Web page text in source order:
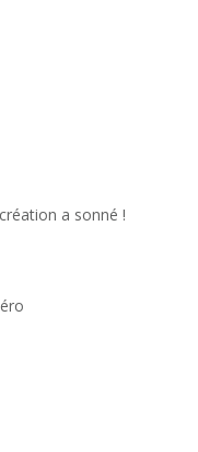
création a sonné !